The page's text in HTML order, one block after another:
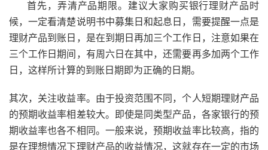
首先，弄清产品期限。建议大家购买银行理财产品时
候，一定看清楚说明书中募集日和起息日，需要提醒一点是
理财产品到账日，是在到期日再加三个工作日，注意如果在
三个工作日期间，有周六日在其中，还需要再多加两个工作
日，这样所计算的到账日期即为正确的日期。
其次，关注收益率。由于投资范围不同，个人短期理财产品
的预期收益率相差较大。即使是同类型产品，各家银行的预
期收益率也各不相同。一般来说，预期收益率比较高，指的
是在理想情况下理财产品的收益情况，这就存在一定的市场